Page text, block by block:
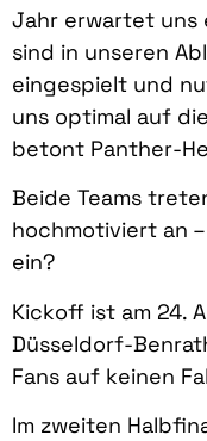
Jahr erwartet uns
sind in unseren
eingespielt und
uns optimal auf
betont Panther-
Beide Teams
hochmotiviert an
ein?
Kickoff ist am 24.
Düsseldorf-
Fans auf keinen
Im zweiten